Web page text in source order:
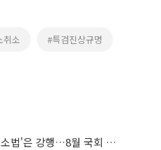
취소 #특검진상규명
'선관위 특검' 합의했지만 '형소법'은 강행…8월 국회 '입법 2차전' 예고